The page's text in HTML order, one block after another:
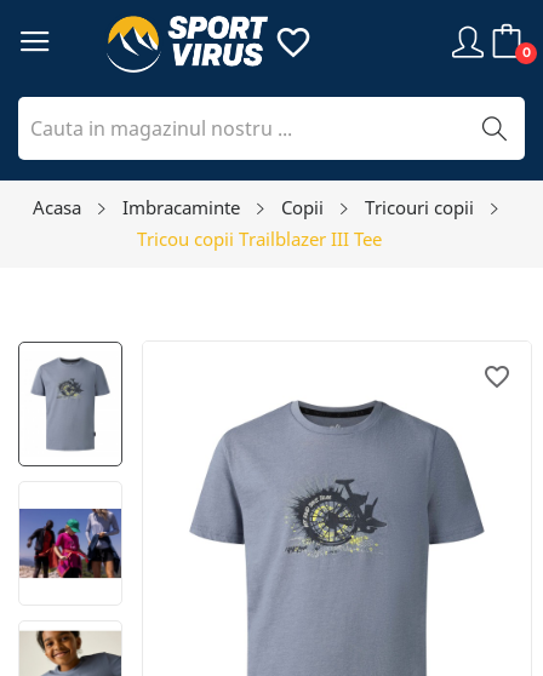
0
favorite_border
Acasa Imbracaminte Copii
Tricouri copii
Tricou copii Trailblazer III Tee
favorite_border